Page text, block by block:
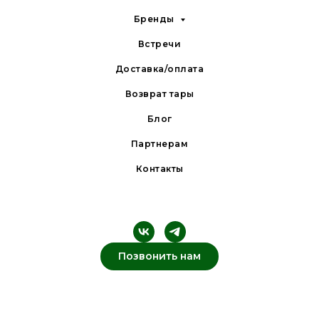
Бренды
Встречи
Доставка/оплата
Возврат тары
Блог
Партнерам
Контакты
Позвонить нам